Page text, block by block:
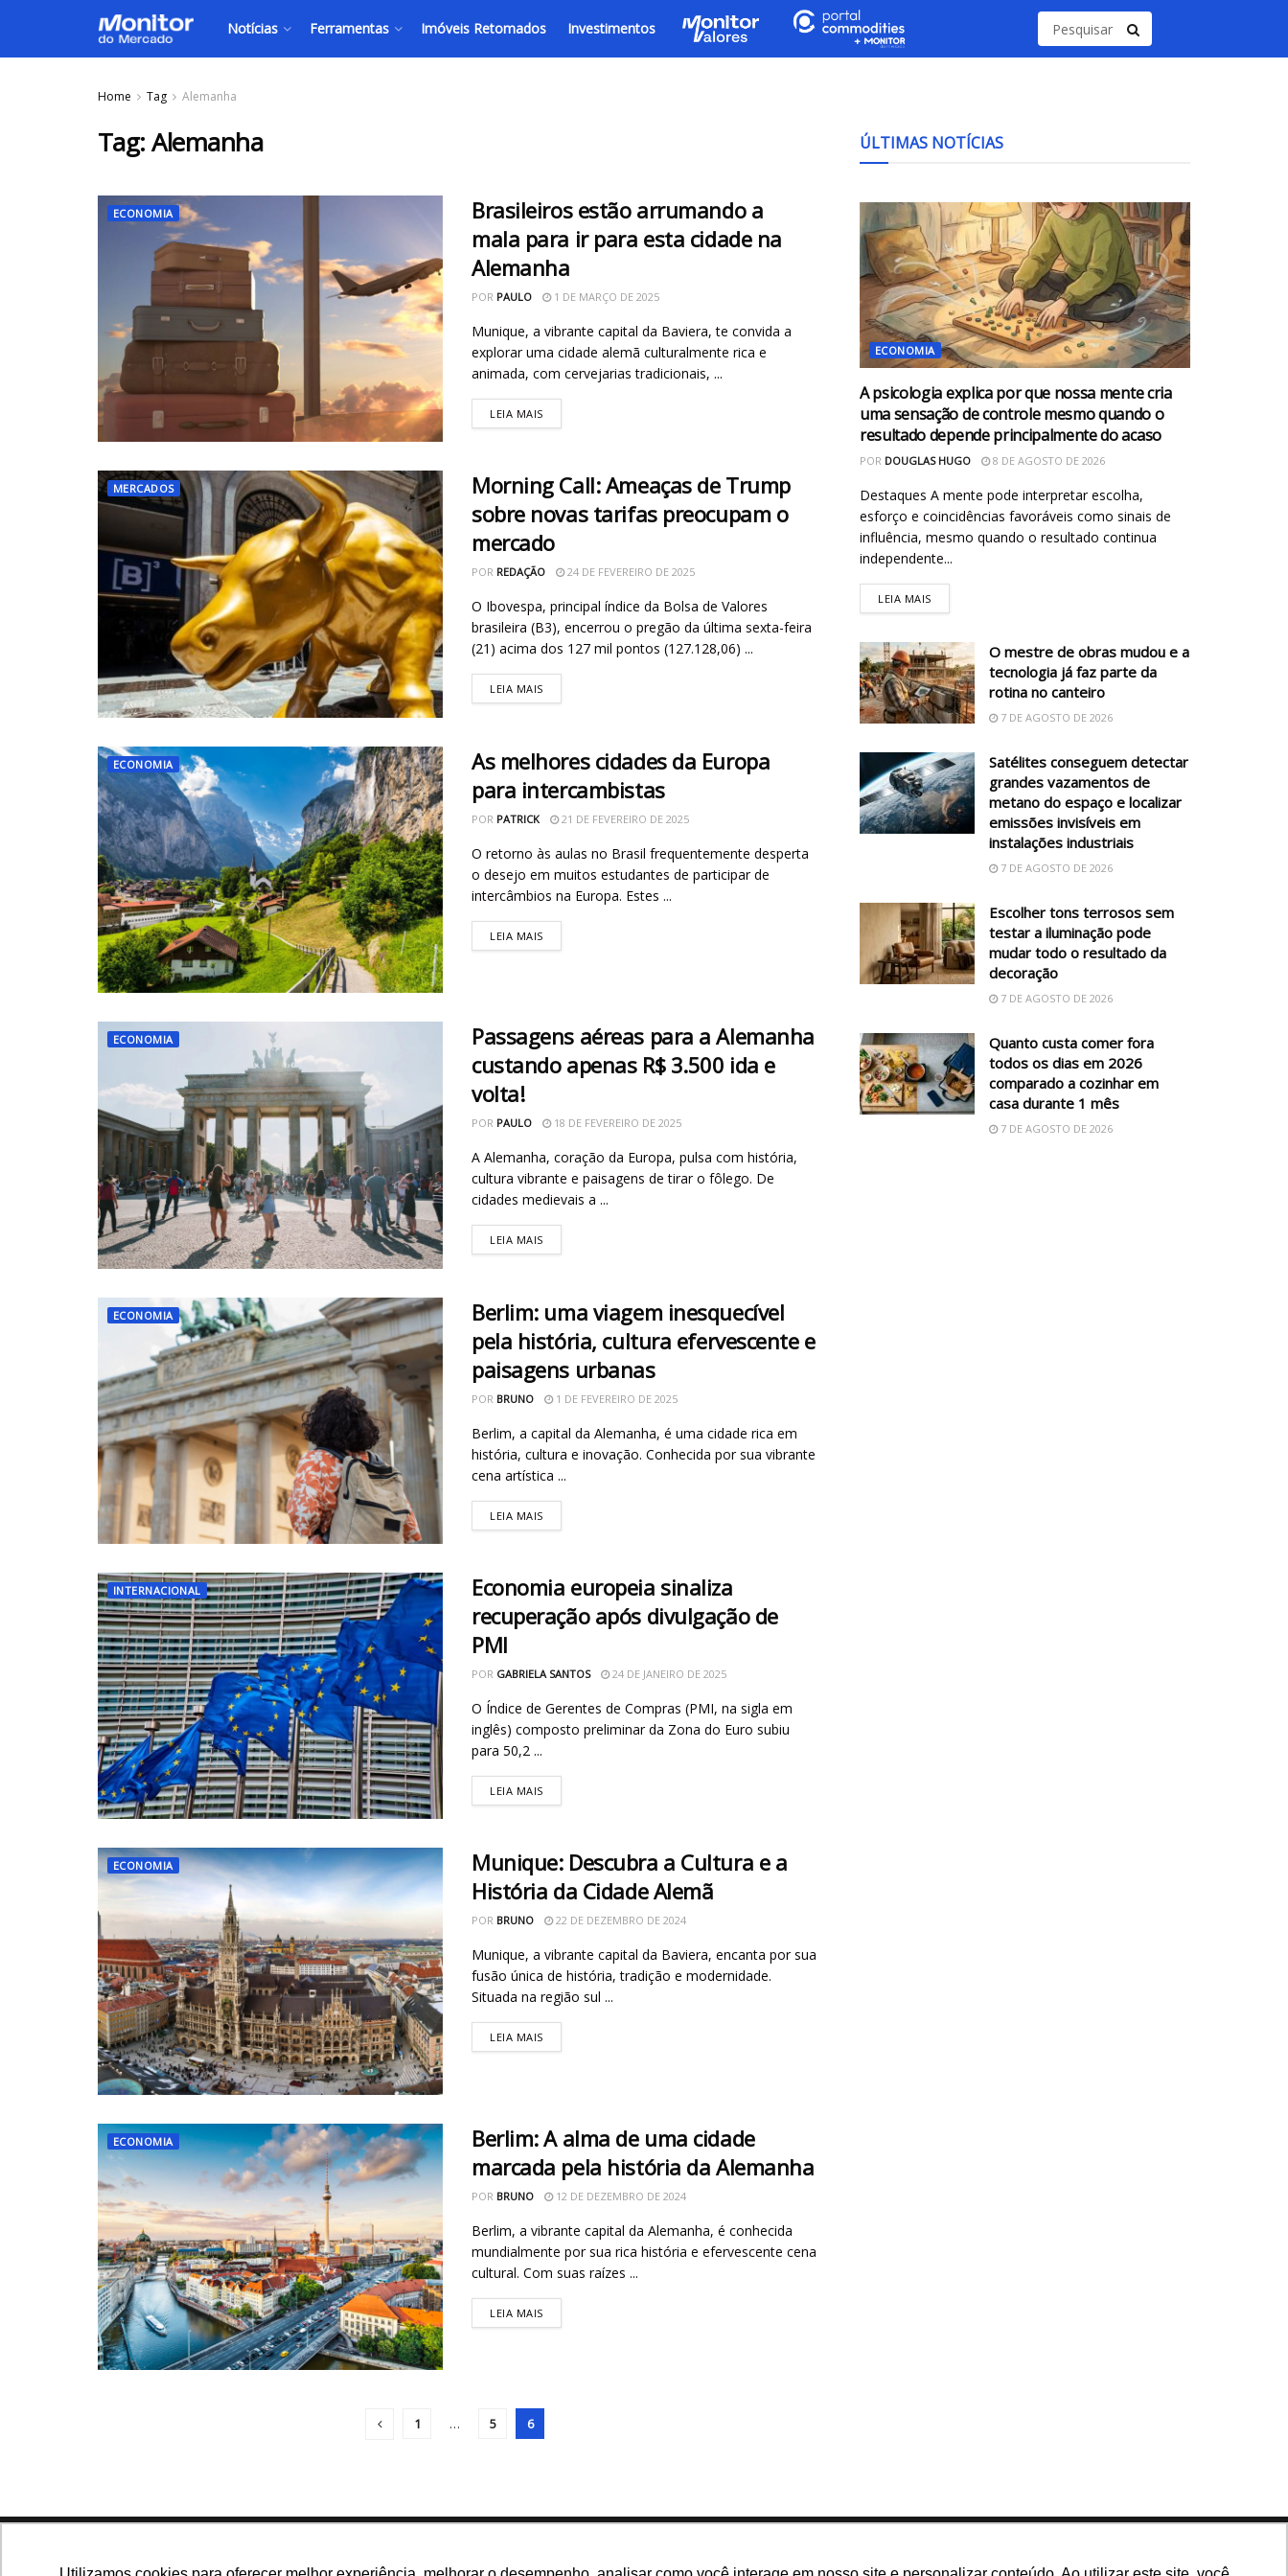
Notícias Ferramentas Imóveis Retomados Investimentos
Home Tag Alemanha
Tag:Alemanha
ECONOMIA
Brasileiros estão arrumando a
mala para ir para esta cidade na
Alemanha
POR PAULO 1 DE MARÇO DE 2025
Munique, a vibrante capital da Baviera, te convida a
explorar uma cidade alemã culturalmente rica e
animada, com cervejarias tradicionais, ...
LEIA MAIS
MERCADOS
Morning Call: Ameaças de Trump
sobre novas tarifas preocupam o
mercado
POR REDAÇÃO 24 DE FEVEREIRO DE 2025
O Ibovespa, principal índice da Bolsa de Valores
brasileira (B3), encerrou o pregão da última sexta-feira
(21) acima dos 127 mil pontos (127.128,06) ...
LEIA MAIS
ECONOMIA
As melhores cidades da Europa
para intercambistas
POR PATRICK 21 DE FEVEREIRO DE 2025
O retorno às aulas no Brasil frequentemente desperta
o desejo em muitos estudantes de participar de
intercâmbios na Europa. Estes ...
LEIA MAIS
ECONOMIA
Passagens aéreas para a Alemanha
custando apenas R$ 3.500 ida e
volta!
POR PAULO 18 DE FEVEREIRO DE 2025
A Alemanha, coração da Europa, pulsa com história,
cultura vibrante e paisagens de tirar o fôlego. De
cidades medievais a ...
LEIA MAIS
ECONOMIA
Berlim: uma viagem inesquecível
pela história, cultura efervescente e
paisagens urbanas
POR BRUNO 1 DE FEVEREIRO DE 2025
Berlim, a capital da Alemanha, é uma cidade rica em
história, cultura e inovação. Conhecida por sua vibrante
cena artística ...
LEIA MAIS
INTERNACIONAL
Economia europeia sinaliza
recuperação após divulgação de
PMI
POR GABRIELA SANTOS 24 DE JANEIRO DE 2025
O Índice de Gerentes de Compras (PMI, na sigla em
inglês) composto preliminar da Zona do Euro subiu
para 50,2 ...
LEIA MAIS
ECONOMIA
Munique: Descubra a Cultura e a
História da Cidade Alemã
POR BRUNO 22 DE DEZEMBRO DE 2024
Munique, a vibrante capital da Baviera, encanta por sua
fusão única de história, tradição e modernidade.
Situada na região sul ...
LEIA MAIS
ECONOMIA
Berlim: A alma de uma cidade
marcada pela história da Alemanha
POR BRUNO 12 DE DEZEMBRO DE 2024
Berlim, a vibrante capital da Alemanha, é conhecida
mundialmente por sua rica história e efervescente cena
cultural. Com suas raízes ...
LEIA MAIS
1 … 5 6
ÚLTIMAS NOTÍCIAS
ECONOMIA
A psicologia explica por que nossa mente cria
uma sensação de controle mesmo quando o
resultado depende principalmente do acaso
POR DOUGLAS HUGO 8 DE AGOSTO DE 2026
Destaques A mente pode interpretar escolha,
esforço e coincidências favoráveis como sinais de
influência, mesmo quando o resultado continua
independente...
LEIA MAIS
O mestre de obras mudou e a
tecnologia já faz parte da
rotina no canteiro
7 DE AGOSTO DE 2026
Satélites conseguem detectar
grandes vazamentos de
metano do espaço e localizar
emissões invisíveis em
instalações industriais
7 DE AGOSTO DE 2026
Escolher tons terrosos sem
testar a iluminação pode
mudar todo o resultado da
decoração
7 DE AGOSTO DE 2026
Quanto custa comer fora
todos os dias em 2026
comparado a cozinhar em
casa durante 1 mês
7 DE AGOSTO DE 2026
Navegue no site Siga nossas redes